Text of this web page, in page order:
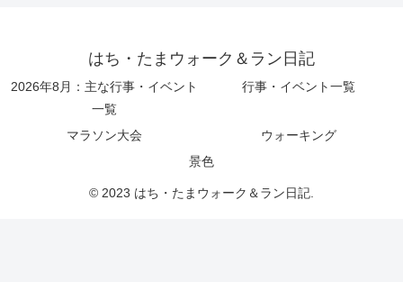
はち・たまウォーク＆ラン日記
2026年8月：主な行事・イベント
一覧
行事・イベント一覧
マラソン大会
ウォーキング
景色
© 2023 はち・たまウォーク＆ラン日記.